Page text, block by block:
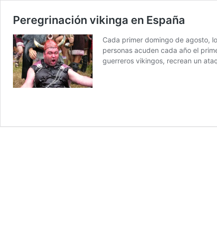
Peregrinación vikinga en España
Cada primer domingo de agosto,
personas acuden cada año el
guerreros vikingos, recrean un